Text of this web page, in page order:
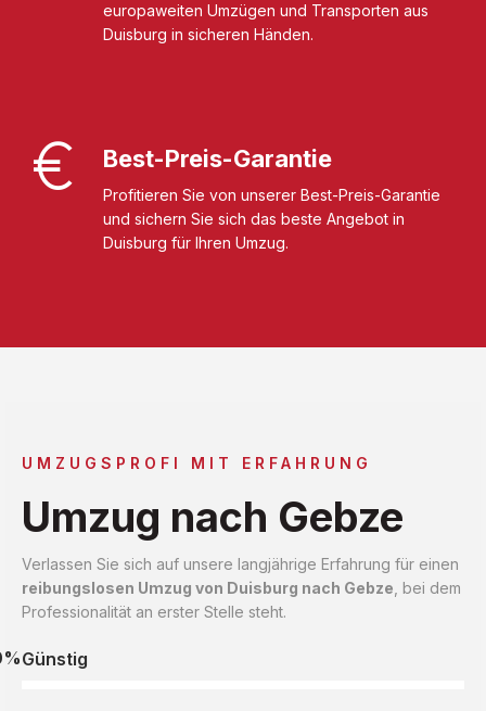
europaweiten Umzügen und Transporten aus
Duisburg in sicheren Händen.
Best-Preis-Garantie
Profitieren Sie von unserer Best-Preis-Garantie
und sichern Sie sich das beste Angebot in
Duisburg für Ihren Umzug.
UMZUGSPROFI MIT ERFAHRUNG
Umzug nach Gebze
Verlassen Sie sich auf unsere langjährige Erfahrung für einen
reibungslosen Umzug von Duisburg nach Gebze , bei dem
Professionalität an erster Stelle steht.
Günstig